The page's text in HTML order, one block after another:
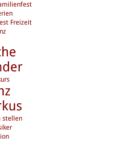
Freizeit
stellen